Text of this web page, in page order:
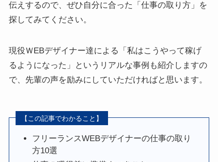
伝えするので、ぜひ自分に合った「仕事の取り方」を
探してみてください。
現役ＷEBデザイナー達による「私はこうやって稼げ
るようになった」というリアルな事例も紹介しますの
で、先輩の声を励みにしていただければと思います。
【この記事でわかること】
フリーランスWEBデザイナーの仕事の取り
方10選